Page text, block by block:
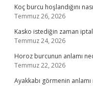
Koç burcu hoşlandığını
Temmuz 26, 2026
Kasko istediğin zaman
Temmuz 24, 2026
Horoz burcunun anlamı
Temmuz 22, 2026
Ayakkabı görmenin anlamı